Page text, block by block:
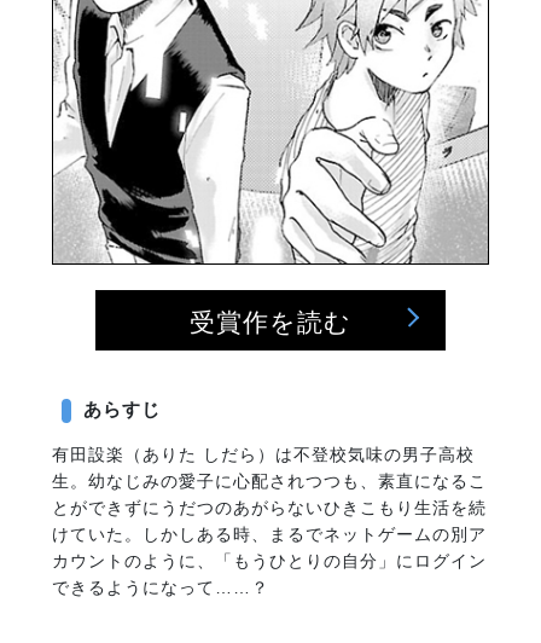
受賞作を読む
あらすじ
有田設楽（ありた しだら）は不登校気味の男子高校
生。幼なじみの愛子に心配されつつも、素直になるこ
とができずにうだつのあがらないひきこもり生活を続
けていた。しかしある時、まるでネットゲームの別ア
カウントのように、「もうひとりの自分」にログイン
できるようになって……？